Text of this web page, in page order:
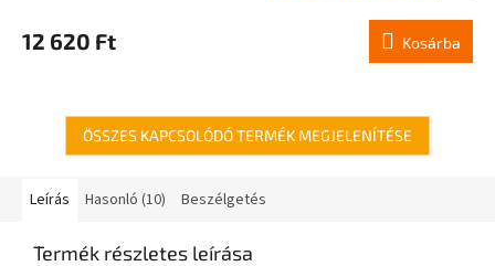
12 620 Ft Kosárba
ÖSSZES KAPCSOLÓDÓ TERMÉK MEGJELENÍTÉSE
Leírás Hasonló (10) Beszélgetés
Termék részletes leírása